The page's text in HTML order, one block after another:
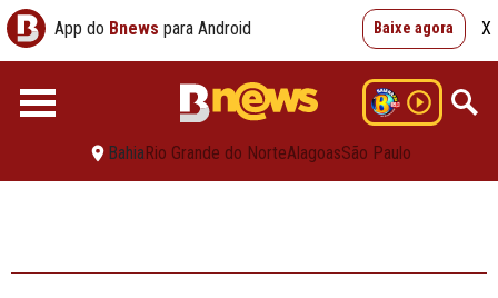
App do Bnews para Android Baixe agora X
BahiaRio Grande do NorteAlagoasSão Paulo